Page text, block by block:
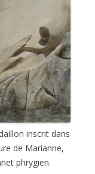
inscrit dans
de Marianne,
phrygien.